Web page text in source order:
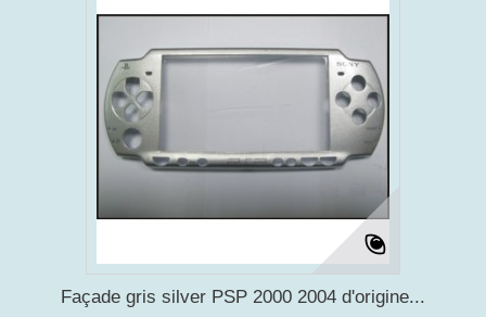
Façade gris silver PSP 2000 2004 d'origine...